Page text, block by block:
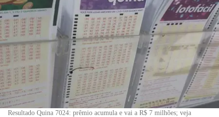
Resultado Quina 7024: prêmio acumula e vai a R$ 7 milhões; veja